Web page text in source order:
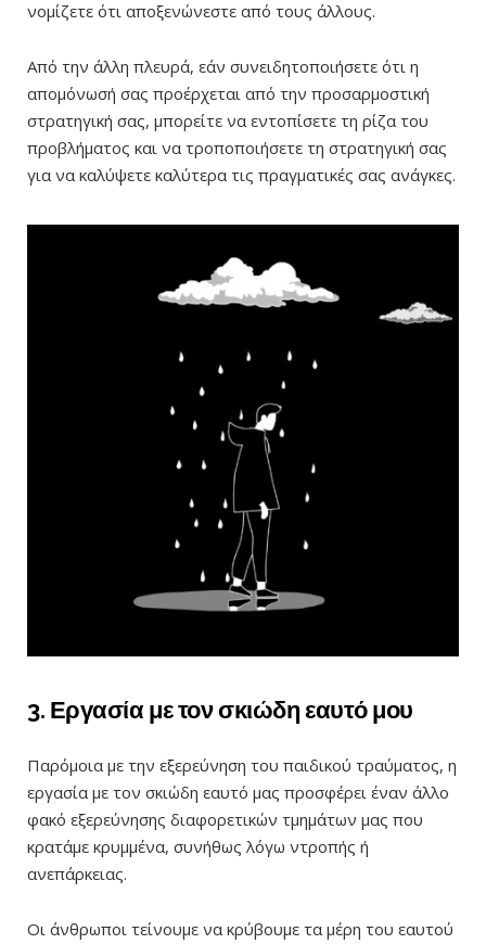
νομίζετε ότι αποξενώνεστε από τους άλλους.
Από την άλλη πλευρά, εάν συνειδητοποιήσετε ότι η
απομόνωσή σας προέρχεται από την προσαρμοστική
στρατηγική σας, μπορείτε να εντοπίσετε τη ρίζα του
προβλήματος και να τροποποιήσετε τη στρατηγική σας
για να καλύψετε καλύτερα τις πραγματικές σας ανάγκες.
3. Εργασία με τον σκιώδη εαυτό μου
Παρόμοια με την εξερεύνηση του παιδικού τραύματος, η
εργασία με τον σκιώδη εαυτό μας προσφέρει έναν άλλο
φακό εξερεύνησης διαφορετικών τμημάτων μας που
κρατάμε κρυμμένα, συνήθως λόγω ντροπής ή
ανεπάρκειας.
Οι άνθρωποι τείνουμε να κρύβουμε τα μέρη του εαυτού